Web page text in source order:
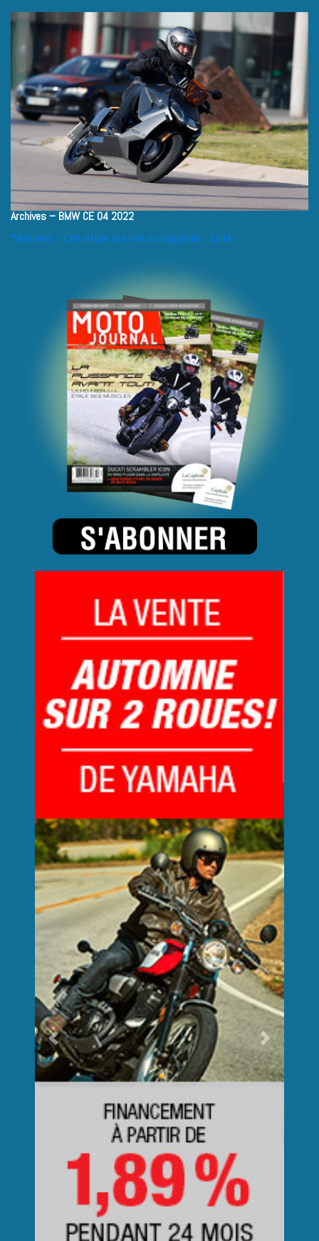
Archives – BMW CE 04 2022
*Archives – Cet article est tiré du magazine... Suite
Previous Next